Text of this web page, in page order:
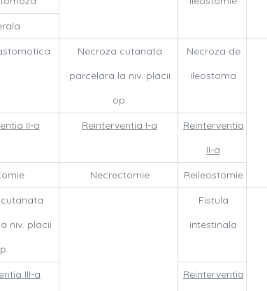
Necroza cutanata
parcelara la niv. placii
op.
Necroza de
ileostoma
II-a Reinterventia I-a
Reinterventia
II-a
Necrectomie
Reileostomie
niv. placii
Fistula
intestinala
III-a
Reinterventia